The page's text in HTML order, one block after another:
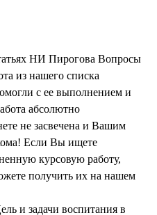
НИ Пирогова Вопросы
из нашего списка
с ее выполнением и
абсолютно
не засвечена и Вашим
Если Вы ищете
курсовую работу,
получить их на нашем
и задачи воспитания в